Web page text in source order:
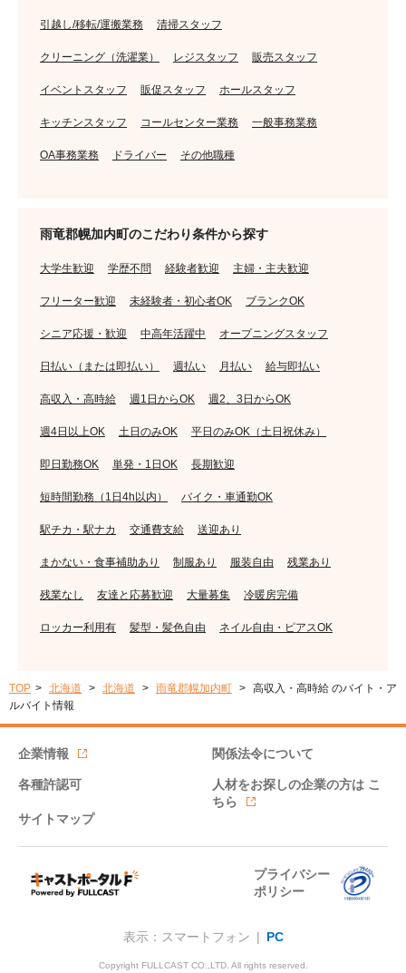
引越し/移転/運搬業務 清掃スタッフ
クリーニング（洗濯業） レジスタッフ 販売スタッフ
イベントスタッフ 販促スタッフ ホールスタッフ
キッチンスタッフ コールセンター業務 一般事務業務
OA事務業務 ドライバー その他職種
雨竜郡幌加内町のこだわり条件から探す
大学生歓迎 学歴不問 経験者歓迎 主婦・主夫歓迎
フリーター歓迎 未経験者・初心者OK ブランクOK
シニア応援・歓迎 中高年活躍中 オープニングスタッフ
日払い（または即払い） 週払い 月払い 給与即払い
高収入・高時給 週1日からOK 週2、3日からOK
週4日以上OK 土日のみOK 平日のみOK（土日祝休み）
即日勤務OK 単発・1日OK 長期歓迎
短時間勤務（1日4h以内） バイク・車通勤OK
駅チカ・駅ナカ 交通費支給 送迎あり
まかない・食事補助あり 制服あり 服装自由 残業あり
残業なし 友達と応募歓迎 大量募集 冷暖房完備
ロッカー利用有 髪型・髪色自由 ネイル自由・ピアスOK
TOP 北海道 北海道 雨竜郡幌加内町
高収入・高時給 のバイト・ア
ルバイト情報
企業情報 関係法令について
各種許認可 人材をお探しの企業の方は こ
ちら
サイトマップ
プライバシー
ポリシー
表示：スマートフォン | PC
Copyright FULLCAST CO.,LTD. All rights reserved.